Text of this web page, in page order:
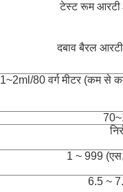
टेस्ट रूम
दबाव बैरल
1~2ml/80 वर्ग मीटर (कम
1 ~ 999
6.5 ~